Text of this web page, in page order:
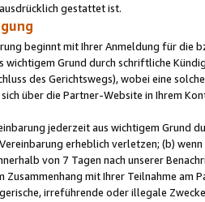
gestattet ist.
beginnt mit Ihrer Anmeldung für die
Grund durch schriftliche
des Gerichtswegs), wobei eine
über die Partner-Website in Ihrem
jederzeit aus wichtigem Grund
erheblich verletzen; (b)
von 7 Tagen nach unserer
Zusammenhang mit Ihrer Teilnahme am
irreführende oder illegale